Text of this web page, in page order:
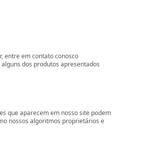
entre em contato conosco
dos produtos apresentados
que aparecem em nosso site podem
nossos algoritmos proprietários e